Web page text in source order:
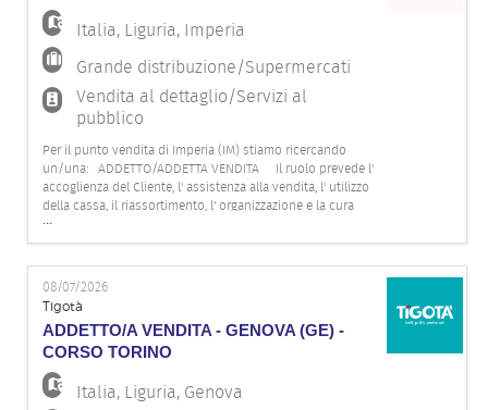
Italia, Liguria, Imperia
Grande distribuzione/Supermercati
Vendita al dettaglio/Servizi al
pubblico
Per il punto vendita di Imperia (IM) stiamo ricercando
un/una: ADDETTO/ADDETTA VENDITA Il ruolo prevede l'
accoglienza del Cliente, l' assistenza alla vendita, l' utilizzo
della cassa, il riassortimento, l' organizzazione e la cura
degli spazi espositivi e del magazzino. Il profilo ideale
dovrebbe possedere le seguenti caratteristich
...
08/07/2026
Tigotà
ADDETTO/A VENDITA - GENOVA (GE) -
CORSO TORINO
Italia, Liguria, Genova